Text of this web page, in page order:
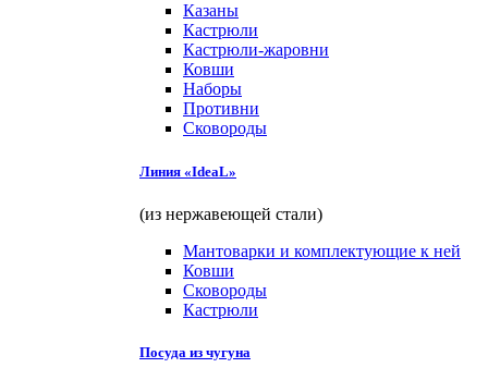
Казаны
Кастрюли
Кастрюли-жаровни
Ковши
Наборы
Противни
Сковороды
Линия «IdeaL»
(из нержавеющей стали)
Мантоварки и комплектующие к ней
Ковши
Сковороды
Кастрюли
Посуда из чугуна